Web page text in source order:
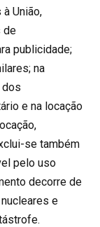
União,
de
publicidade;
na
dos
e na locação
se também
pelo uso
decorre de
e